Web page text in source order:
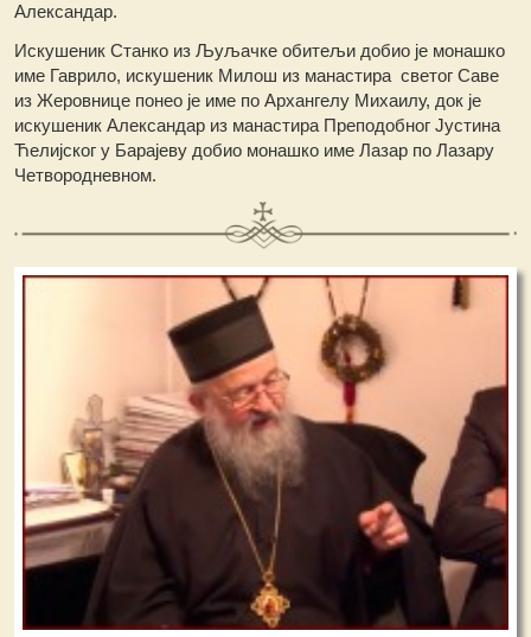
Александар.
Искушеник Станко из Љуљачке обитељи добио је монашко
име Гаврило, искушеник Милош из манастира светог Саве
из Жеровнице понео је име по Архангелу Михаилу, док је
искушеник Александар из манастира Преподобног Јустина
Ћелијског у Барајеву добио монашко име Лазар по Лазару
Четвородневном.